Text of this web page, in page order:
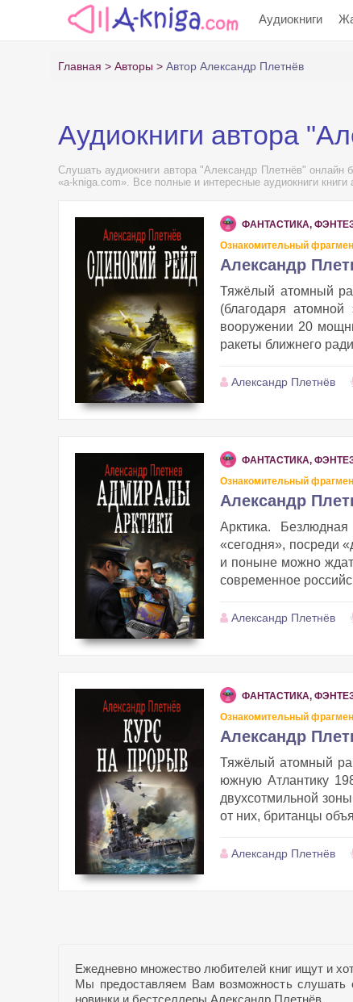
Аудиокниги
Главная Авторы Автор Александр Плетнёв
Аудиокниги автора
Слушать аудиокниги автора "Александр Плетнёв" онлайн
«a-kniga.com». Все полные и интересные аудиокниги
ФАНТАСТИКА,
Ознакомительный
Александр
Тяжёлый атомный
(благодаря атомной
вооружении 20
ракеты ближнего
Александр Плетнёв
ФАНТАСТИКА,
Ознакомительный
Александр
Арктика.
«сегодня», посреди
и поныне можно
современное
Александр Плетнёв
ФАНТАСТИКА,
Ознакомительный
Александр
Тяжёлый атомный
южную Атлантику
двухсотмильной
от них, британцы
Александр Плетнёв
Ежедневно множество любителей книг ищут и
Мы предоставляем Вам возможность слушать
новинки и бестселлеры Александр Плетнёв.